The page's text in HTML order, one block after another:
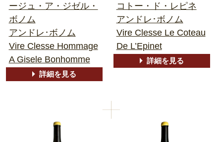
ージュ・ア・ジゼル・
ボノム
アンドレ･ボノム
Vire Clesse Hommage
A Gisele Bonhomme
詳細を見る
コトー・ド・レピネ
アンドレ･ボノム
Vire Clesse Le Coteau
De L’Epinet
詳細を見る